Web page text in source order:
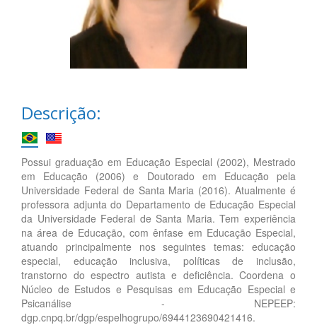
Descrição:
Possui graduação em Educação Especial (2002), Mestrado
em Educação (2006) e Doutorado em Educação pela
Universidade Federal de Santa Maria (2016). Atualmente é
professora adjunta do Departamento de Educação Especial
da Universidade Federal de Santa Maria. Tem experiência
na área de Educação, com ênfase em Educação Especial,
atuando principalmente nos seguintes temas: educação
especial, educação inclusiva, políticas de inclusão,
transtorno do espectro autista e deficiência. Coordena o
Núcleo de Estudos e Pesquisas em Educação Especial e
Psicanálise - NEPEEP:
dgp.cnpq.br/dgp/espelhogrupo/6944123690421416.